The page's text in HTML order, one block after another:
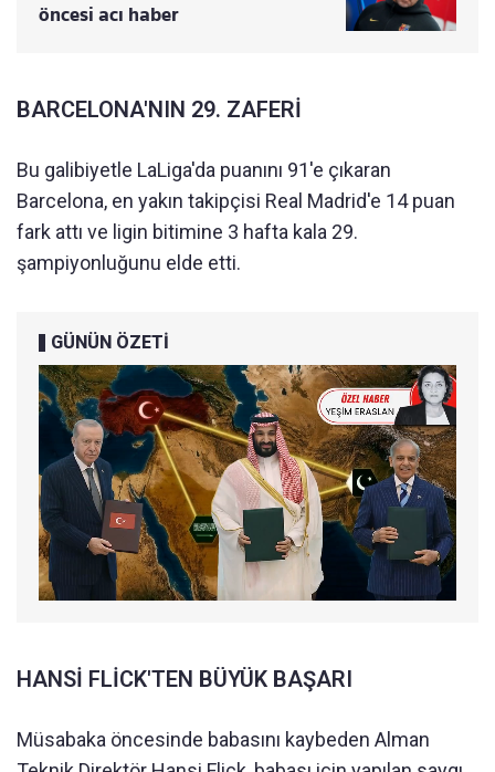
öncesi acı haber
BARCELONA'NIN 29. ZAFERİ
Bu galibiyetle LaLiga'da puanını 91'e çıkaran
Barcelona, en yakın takipçisi Real Madrid'e 14 puan
fark attı ve ligin bitimine 3 hafta kala 29.
şampiyonluğunu elde etti.
GÜNÜN ÖZETİ
HANSİ FLİCK'TEN BÜYÜK BAŞARI
Müsabaka öncesinde babasını kaybeden Alman